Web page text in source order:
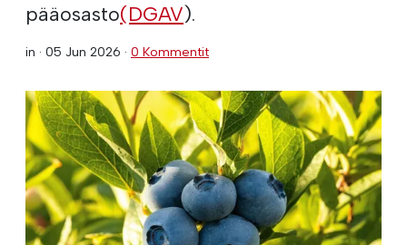
pääosasto(DGAV).
in · 05 Jun 2026 · 0 Kommentit